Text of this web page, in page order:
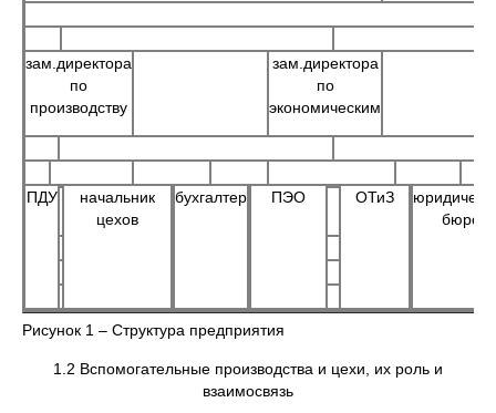
зам.директора
по
производству
зам.директора
по
экономическим
ПДУ
начальник
цехов
бухгалтер ПЭО ОТиЗ
бюро
Рисунок 1 – Структура предприятия
1.2 Вспомогательные производства и цехи, их роль и
взаимосвязь